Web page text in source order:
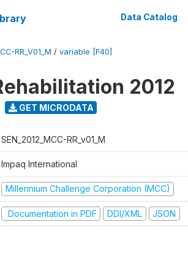
Data Catalog
RR_V01_M / variable [F40]
2012
GET MICRODATA
SEN_2012_MCC-RR_v01_M
Impaq International
Millennium Challenge Corporation (MCC)
Documentation in PDF DDI/XML JSON